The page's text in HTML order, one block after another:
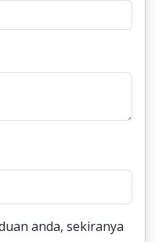
anda, sekiranya